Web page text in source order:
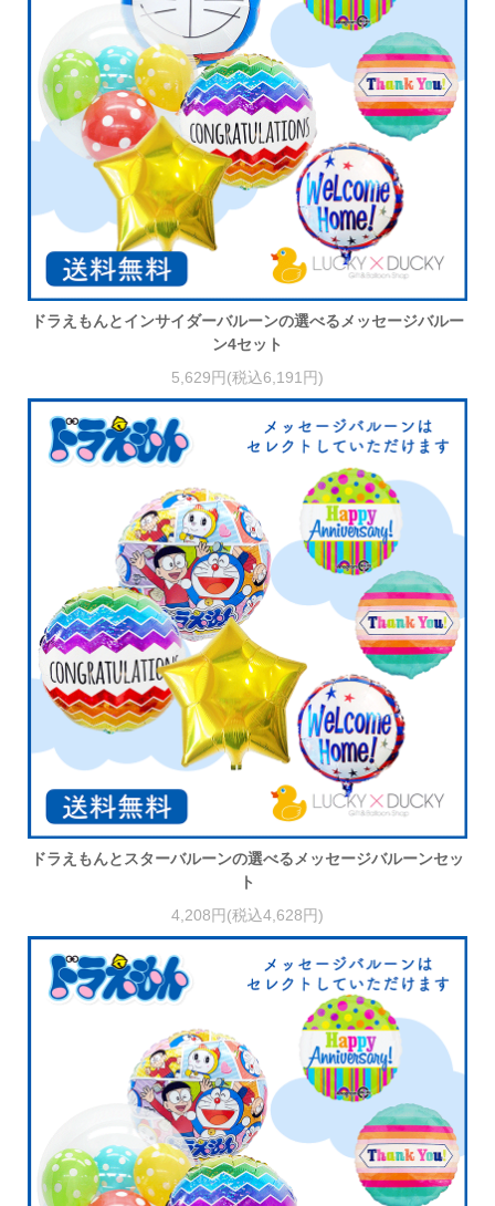
ドラえもんとインサイダーバルーンの選べるメッセージバルー
ン4セット
5,629円(税込6,191円)
ドラえもんとスターバルーンの選べるメッセージバルーンセッ
ト
4,208円(税込4,628円)